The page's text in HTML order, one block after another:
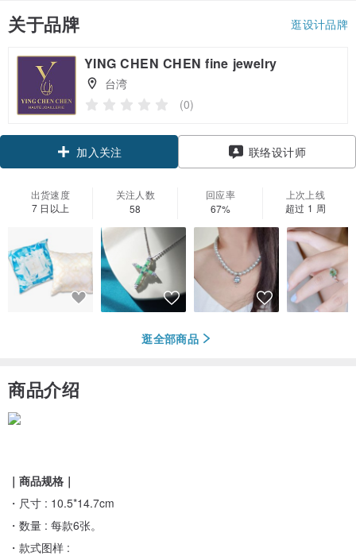
关于品牌 逛设计品牌
YING CHEN CHEN fine jewelry
台湾
(0)
加入关注 联络设计师
出货速度
7 日以上
关注人数
58
回应率
67%
上次上线
超过 1 周
逛全部商品
商品介绍
｜商品规格｜
・尺寸 : 10.5*14.7cm
・数量 : 每款6张。
・款式图样 :